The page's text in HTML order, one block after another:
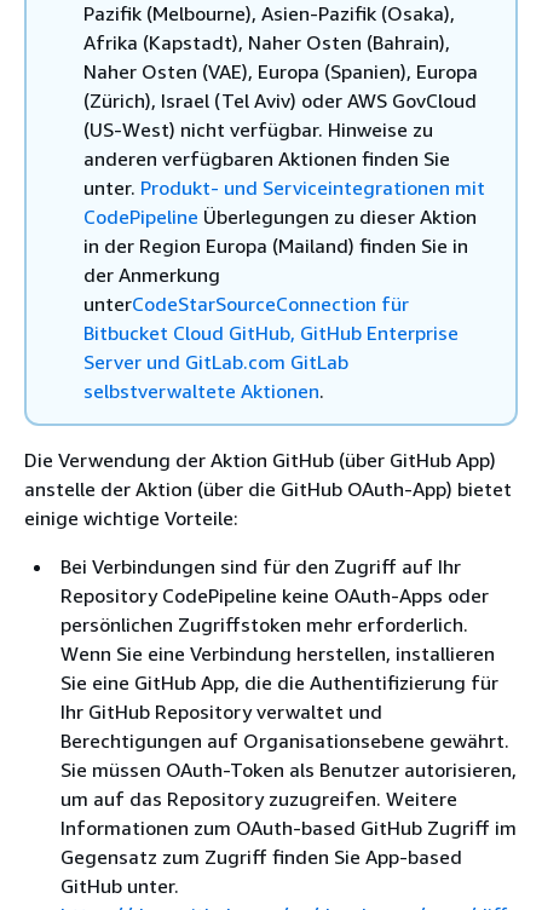
Pazifik (Melbourne), Asien-Pazifik (Osaka),
Afrika (Kapstadt), Naher Osten (Bahrain),
Naher Osten (VAE), Europa (Spanien), Europa
(Zürich), Israel (Tel Aviv) oder AWS GovCloud
(US-West) nicht verfügbar. Hinweise zu
anderen verfügbaren Aktionen finden Sie
unter. Produkt- und Serviceintegrationen mit
CodePipeline Überlegungen zu dieser Aktion
in der Region Europa (Mailand) finden Sie in
der Anmerkung
unterCodeStarSourceConnection für
Bitbucket Cloud GitHub, GitHub Enterprise
Server und GitLab.com GitLab
selbstverwaltete Aktionen.
Die Verwendung der Aktion GitHub (über GitHub App)
anstelle der Aktion (über die GitHub OAuth-App) bietet
einige wichtige Vorteile:
Bei Verbindungen sind für den Zugriff auf Ihr
Repository CodePipeline keine OAuth-Apps oder
persönlichen Zugriffstoken mehr erforderlich.
Wenn Sie eine Verbindung herstellen, installieren
Sie eine GitHub App, die die Authentifizierung für
Ihr GitHub Repository verwaltet und
Berechtigungen auf Organisationsebene gewährt.
Sie müssen OAuth-Token als Benutzer autorisieren,
um auf das Repository zuzugreifen. Weitere
Informationen zum OAuth-based GitHub Zugriff im
Gegensatz zum Zugriff finden Sie App-based
GitHub unter.